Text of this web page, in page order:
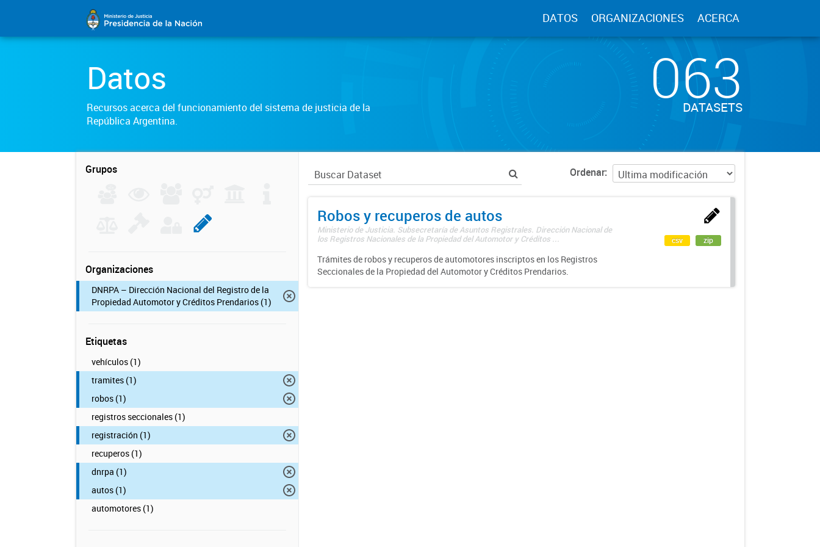
DATOS ORGANIZACIONES ACERCA
Datos
Recursos acerca del funcionamiento del sistema de justicia de la
República Argentina.
063
DATASETS
Grupos
Organizaciones
DNRPA – Dirección Nacional del Registro de la
Propiedad Automotor y Créditos Prendarios (1)
Etiquetas
vehículos (1)
tramites (1)
robos (1)
registros seccionales (1)
registración (1)
recuperos (1)
dnrpa (1)
autos (1)
automotores (1)
Ordenar
Robos y recuperos de autos
Ministerio de Justicia. Subsecretaría de Asuntos Registrales. Dirección Nacional de
los Registros Nacionales de la Propiedad del Automotor y Créditos ...
Trámites de robos y recuperos de automotores inscriptos en los Registros
Seccionales de la Propiedad del Automotor y Créditos Prendarios.
csv zip